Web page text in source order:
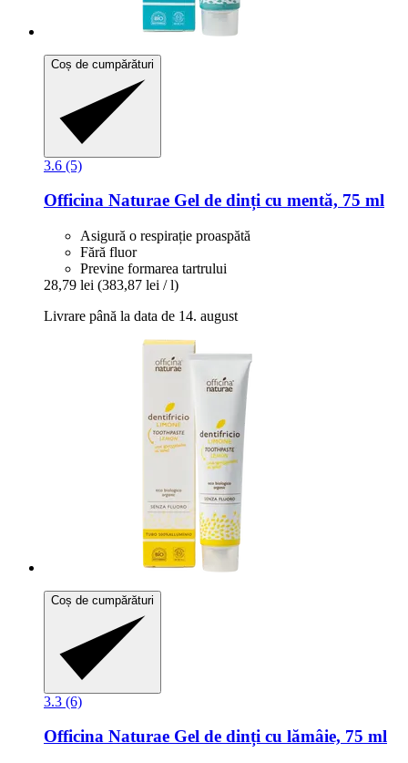
Coș de cumpărături
3.6 (5)
Officina Naturae Gel de dinți cu mentă, 75 ml
Asigură o respirație proaspătă
Fără fluor
Previne formarea tartrului
28,79 lei (383,87 lei / l)
Livrare până la data de 14. august
Coș de cumpărături
3.3 (6)
Officina Naturae Gel de dinți cu lămâie, 75 ml